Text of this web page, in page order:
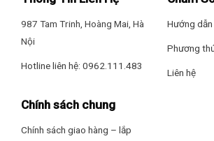
Sản Xuất Tại: Thái Lan
Thiết kế ấn tượng cho trải nghiệm xem “vô
987 Tam Trinh, Hoàng Mai, Hà
Nội
Hotline liên hệ: 0962.111.483
Hướng dẫn
Phương
Liên hệ
Chính sách chung
Chính sách giao hàng – lắp